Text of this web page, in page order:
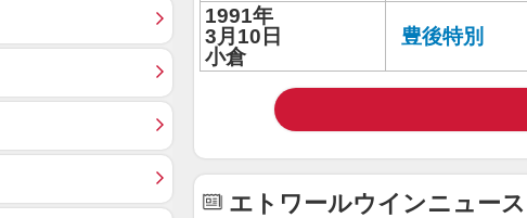
1991年
3月10日
小倉
豊後特別
エトワールウインニュース